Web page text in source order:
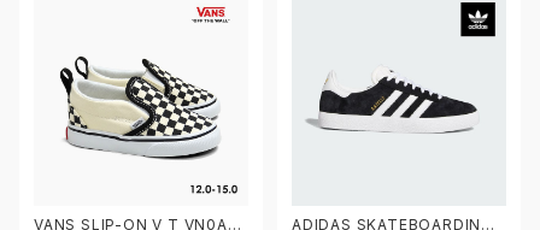
VANS SLIP-ON V T VN0A3
ADIDAS SKATEBOARDING